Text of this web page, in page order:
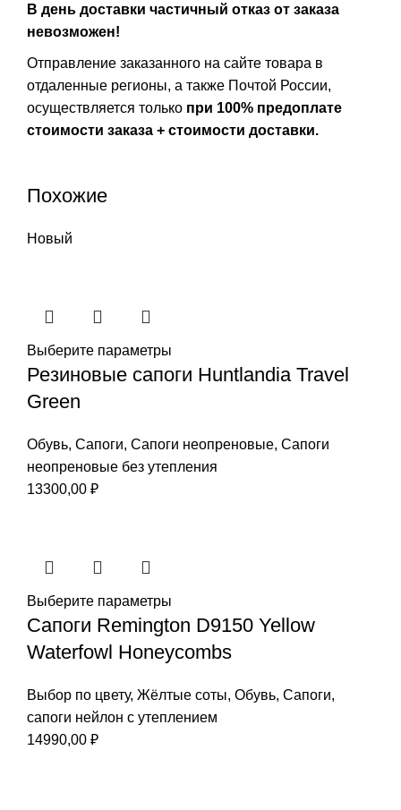
В день доставки частичный отказ от заказа
невозможен!
Отправление заказанного на сайте товара в
отдаленные регионы, а также Почтой России,
осуществляется только при 100% предоплате
стоимости заказа + стоимости доставки.
Похожие
Новый
Выберите параметры
Резиновые сапоги Huntlandia Travel
Green
Обувь, Сапоги, Сапоги неопреновые, Сапоги
неопреновые без утепления
13300,00 ₽
Выберите параметры
Сапоги Remington D9150 Yellow
Waterfowl Honeycombs
Выбор по цвету, Жёлтые соты, Обувь, Сапоги,
сапоги нейлон с утеплением
14990,00 ₽